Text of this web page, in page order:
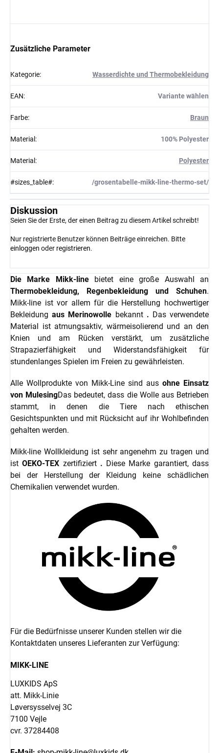
Zusätzliche Parameter
Kategorie: Wasserdichte und Thermobekleidung
EAN: Variante wählen
Farbe: Braun
Material : 100% Polyester
Material : Polyester
#sizes_table#: /grosentabelle-mikk-line-thermo-set/
Diskussion
Seien Sie der Erste, der einen Beitrag zu diesem Artikel schreibt!
Nur registrierte Benutzer können Beiträge einreichen. Bitte
einloggen oder registrieren.
Die Marke Mikk-linebietet eine große Auswahl an
Thermobekleidung, Regenbekleidung und Schuhen.
Mikk-line ist vor allem für die Herstellung hochwertiger
Bekleidungaus Merinowolle bekannt . Das verwendete
Material ist atmungsaktiv, wärmeisolierend und an den
Knien und am Rücken verstärkt, um zusätzliche
Strapazierfähigkeit und Widerstandsfähigkeit für
stundenlanges Spielen im Freien zu gewährleisten.
Alle Wollprodukte von Mikk-Line sind aus ohne Einsatz
von MulesingDas bedeutet, dass die Wolle aus Betrieben
stammt, in denen die Tiere nach ethischen
Gesichtspunkten und mit Rücksicht auf ihr Wohlbefinden
gehalten werden.
Mikk-line Wollkleidung ist sehr angenehm zu tragen und
istOEKO-TEX zertifiziert . Diese Marke garantiert, dass
bei der Herstellung der Kleidung keine schädlichen
Chemikalien verwendet wurden.
Für die Bedürfnisse unserer Kunden stellen wir die
Kontaktdaten unseres Lieferanten zur Verfügung:
MIKK-LINE
LUXKIDS ApS
att. Mikk-Linie
Løversysselvej 3C
7100 Vejle
cvr. 37284408